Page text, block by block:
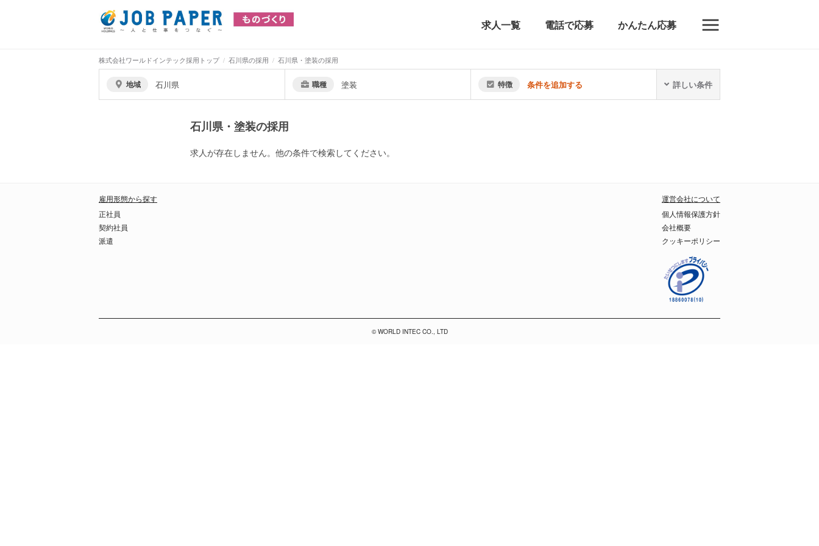
求人一覧 電話で応募 かんたん応募
株式会社ワールドインテック採用トップ 石川県の採用 石川県・塗装の採用
地域 石川県 職種 塗装 特徴 条件を追加する 詳しい条件
石川県・塗装の採用
求人が存在しません。他の条件で検索してください。
雇用形態から探す
正社員
契約社員
派遣
運営会社について
個人情報保護方針
会社概要
クッキーポリシー
© WORLD INTEC CO., LTD